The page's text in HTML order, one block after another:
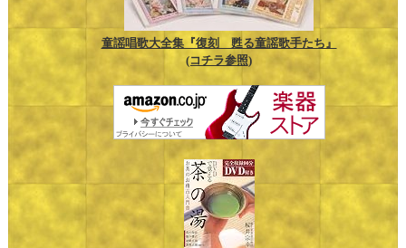
童謡唱歌大全集『復刻 甦る童謡歌手たち』
(コチラ参照)